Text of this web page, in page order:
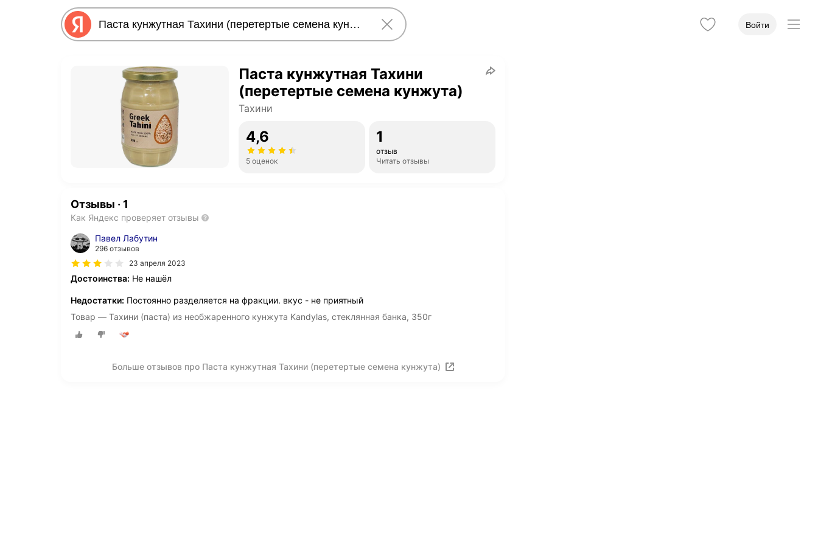
Войти
Паста кунжутная Тахини
(перетертые семена кунжута)
Тахини
4,6
5 оценок
1
отзыв
Читать отзывы
Отзывы · 1
Как Яндекс проверяет отзывы
Павел Лабутин
296 отзывов
23 апреля 2023
Достоинства: Не нашёл
Недостатки: Постоянно разделяется на фракции. вкус - не приятный
Товар — Тахини (паста) из необжаренного кунжута Kandylas, стеклянная банка, 350г
Больше отзывов про Паста кунжутная Тахини (перетертые семена кунжута)